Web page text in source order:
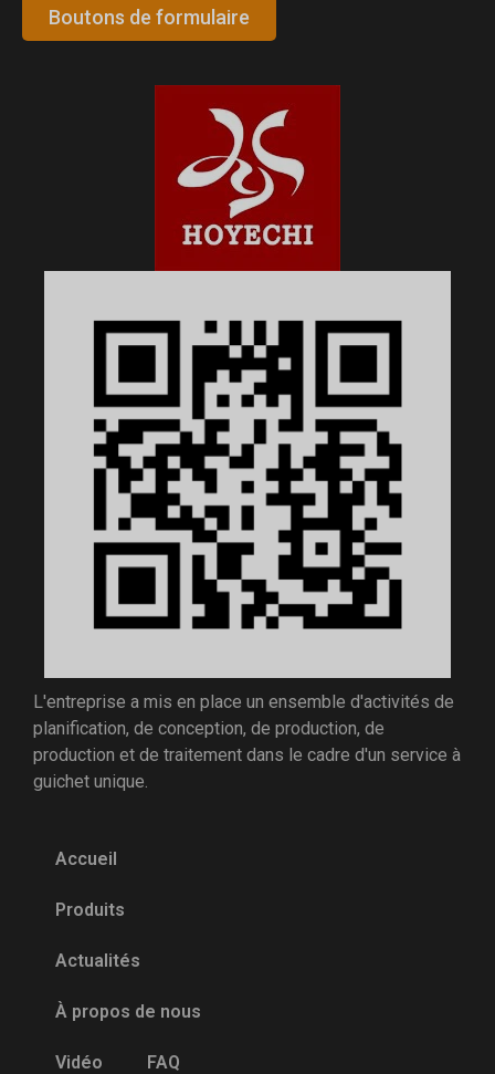
Boutons de formulaire
L'entreprise a mis en place un ensemble d'activités de
planification, de conception, de production, de
production et de traitement dans le cadre d'un service à
guichet unique.
Accueil
Produits
Actualités
À propos de nous
Vidéo FAQ